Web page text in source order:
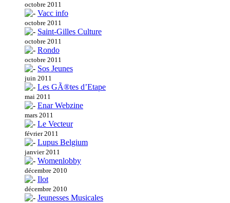
octobre 2011
Vacc info
octobre 2011
Saint-Gilles Culture
octobre 2011
Rondo
octobre 2011
Sos Jeunes
juin 2011
Les GÃ®tes d’Etape
mai 2011
Enar Webzine
mars 2011
Le Vecteur
février 2011
Lupus Belgium
janvier 2011
Womenlobby
décembre 2010
Ilot
décembre 2010
Jeunesses Musicales